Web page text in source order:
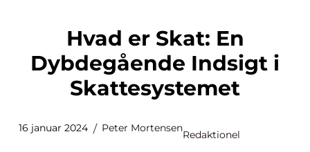
Hvad er Skat: En
Dybdegående Indsigt i
Skattesystemet
16 januar 2024 Peter Mortensen
Redaktionel